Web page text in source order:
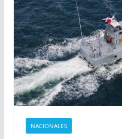
NACIONALES